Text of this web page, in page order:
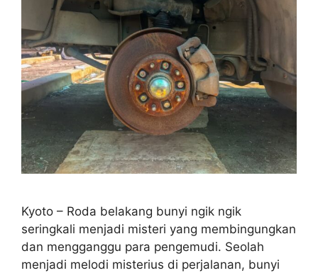
Kyoto – Roda belakang bunyi ngik ngik
seringkali menjadi misteri yang membingungkan
dan mengganggu para pengemudi. Seolah
menjadi melodi misterius di perjalanan, bunyi